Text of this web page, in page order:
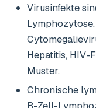
Virusinfekte
Hepatitis, HIV-
Muster.
Chronische